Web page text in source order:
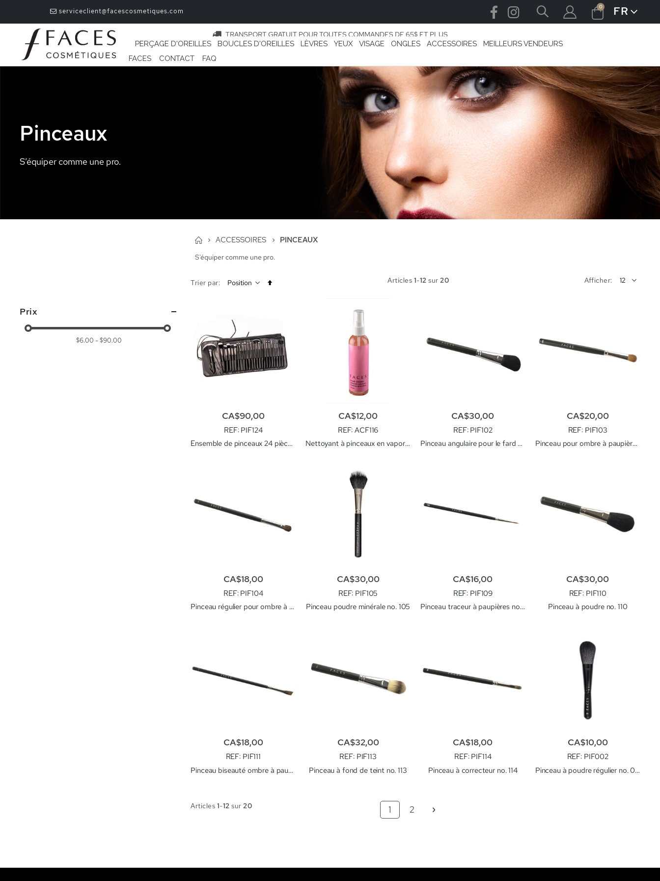
serviceclient@facescosmetiques.com
Cart
0articlesLANGUE
FR
TRANSPORT GRATUIT POUR TOUTES COMMANDES DE 65$ ET PLUS
PERÇAGE D'OREILLES
BOUCLES D'OREILLES LÈVRES YEUX VISAGE ONGLES ACCESSOIRES
MEILLEURS VENDEURS
FACES
CONTACT FAQ
Pinceaux
S’équiper comme une pro.
ACCESSOIRES PINCEAUX
S’équiper comme une pro.
Trier par
Par
Articles 1-12 sur20 Afficher
REF: PIF124
Ensemble de pinceaux 24 pièces FACES
CA$90,00
REF: ACF116
Nettoyant à pinceaux en vaporisateur
CA$12,00
REF: PIF102
Pinceau angulaire pour le fard à joue no. 102
CA$30,00
REF: PIF103
Pinceau pour ombre à paupière de base no. 103
CA$20,00
REF: PIF104
Pinceau régulier pour ombre à paupière no. 104
CA$18,00
REF: PIF105
Pinceau poudre minérale no. 105
CA$30,00
REF: PIF109
Pinceau traceur à paupières no. 109
CA$16,00
REF: PIF110
Pinceau à poudre no. 110
CA$30,00
REF: PIF111
Pinceau biseauté ombre à paupière no. 111
CA$18,00
REF: PIF113
Pinceau à fond de teint no. 113
CA$32,00
REF: PIF114
Pinceau à correcteur no. 114
CA$18,00
REF: PIF002
Pinceau à poudre régulier no. 002
CA$10,00
Articles 1-12 sur20 PageVous lisez actuellement la page
1 Page
2 Page
Suivant
Prix
$6.00 - $90.00